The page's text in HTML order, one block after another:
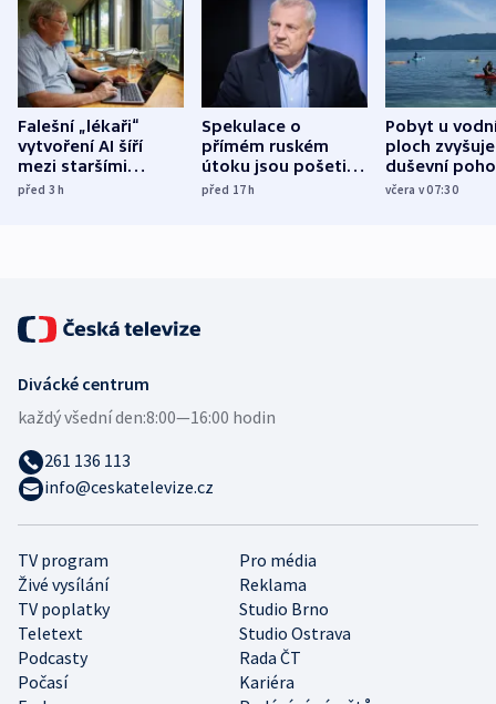
Falešní „lékaři“
vytvoření AI šíří
mezi staršími
Poláky nebezpečné
před 3h
Spekulace o
přímém ruském
útoku jsou pošetilé,
míní estonský
před 17h
Pobyt u
ploch zvyšuje
duševní
ukázala
včera v 07:30
TV program
Pro média
Živé vysílání
Reklama
TV poplatky
Studio Brno
Teletext
Studio Ostrava
Podcasty
Rada ČT
Počasí
Kariéra
Divácké centrum
každý všední den:8:00—16:00 hodin
261 136 113
info@ceskatelevize.cz